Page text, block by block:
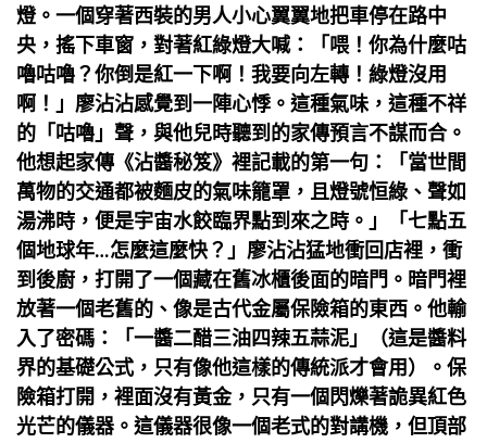
燈。一個穿著西裝的男人小心翼翼地把車停在路中
央，搖下車窗，對著紅綠燈大喊：「喂！你為什麼咕
嚕咕嚕？你倒是紅一下啊！我要向左轉！綠燈沒用
啊！」廖沾沾感覺到一陣心悸。這種氣味，這種不祥
的「咕嚕」聲，與他兒時聽到的家傳預言不謀而合。
他想起家傳《沾醬秘笈》裡記載的第一句：「當世間
萬物的交通都被麵皮的氣味籠罩，且燈號恒綠、聲如
湯沸時，便是宇宙水餃臨界點到來之時。」「七點五
個地球年…怎麼這麼快？」廖沾沾猛地衝回店裡，衝
到後廚，打開了一個藏在舊冰櫃後面的暗門。暗門裡
放著一個老舊的、像是古代金屬保險箱的東西。他輸
入了密碼：「一醬二醋三油四辣五蒜泥」（這是醬料
界的基礎公式，只有像他這樣的傳統派才會用）。保
險箱打開，裡面沒有黃金，只有一個閃爍著詭異紅色
光芒的儀器。這儀器很像一個老式的對講機，但頂部